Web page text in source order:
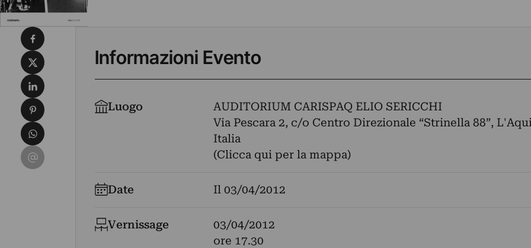
Informazioni Evento
Luogo
AUDITORIUM CARISPAQ ELIO SERICCHI
Via Pescara 2, c/o Centro Direzionale “Strinella 88”,
Italia
(Clicca qui per la mappa)
Date Il 03/04/2012
Vernissage
03/04/2012
ore 17.30
Condividi su Facebook
Condividi su X
Condividi su LinkedIn
Condividi su Pinterest
Condividi su WhatsApp
Condividi su Email